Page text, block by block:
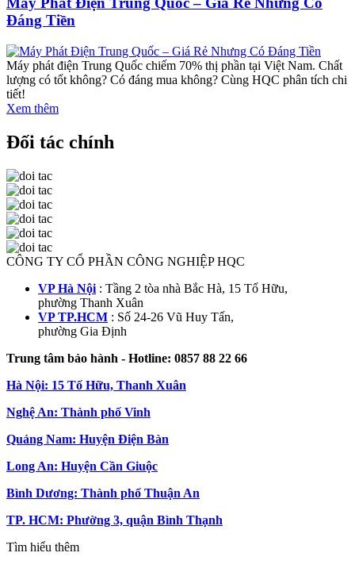
Đáng Tiền
Máy phát điện Trung Quốc chiếm 70% thị phần tại Việt Nam. Chất
lượng có tốt không? Có đáng mua không? Cùng HQC phân tích chi
tiết!
Xem thêm
Đối tác chính
CÔNG TY CỔ PHẦN CÔNG NGHIỆP HQC
VP Hà Nội : Tầng 2 tòa nhà Bắc Hà, 15 Tố Hữu,
phường Thanh Xuân
VP TP.HCM : Số 24-26 Vũ Huy Tấn,
phường Gia Định
Trung tâm bảo hành - Hotline: 0857 88 22 66
Hà Nội: 15 Tố Hữu, Thanh Xuân
Nghệ An: Thành phố Vinh
Quảng Nam: Huyện Điện Bàn
Long An: Huyện Cần Giuộc
Bình Dương: Thành phố Thuận An
TP. HCM: Phường 3, quận Bình Thạnh
Tìm hiểu thêm